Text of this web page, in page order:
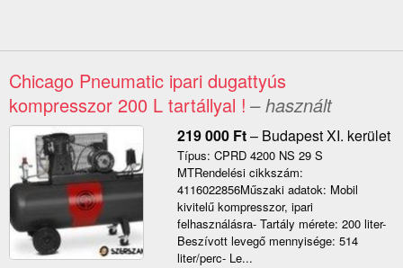
Chicago Pneumatic ipari dugattyús
kompresszor 200 L tartállyal ! – használt
219 000 Ft– Budapest XI. kerület
Típus: CPRD 4200 NS 29 S
MTRendelési cikkszám:
4116022856Műszaki adatok: Mobil
kivitelű kompresszor, ipari
felhasználásra- Tartály mérete: 200 liter-
Beszívott levegő mennyisége: 514
liter/perc- Le...